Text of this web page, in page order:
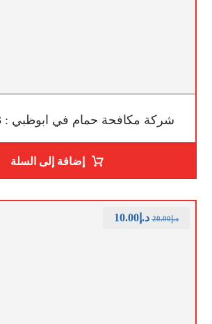
شركة مكافحة حمام في ابوظبي : 0523659593
إضافة إلى السلة
د.إ20.00 د.إ10.00